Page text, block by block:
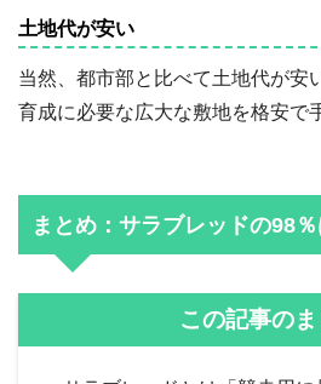
土地代が安い
当然、都市部と比べて土地代が安
育成に必要な広大な敷地を格安で
まとめ：サラブレッドの98
この記事の